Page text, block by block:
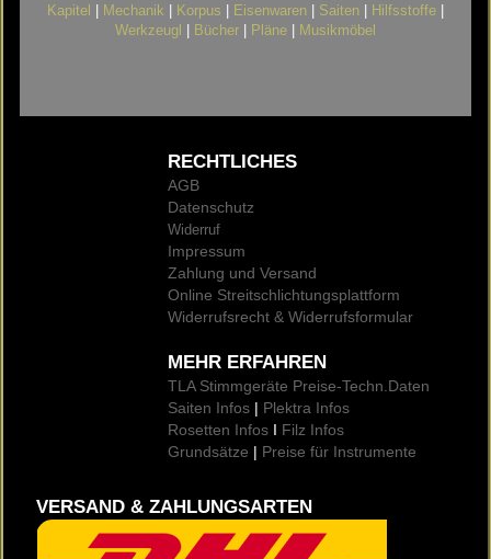
Kapitel
Mechanik Korpus Eisenwaren Saiten Hilfsstoffe
Werkzeugl
Bücher Pläne Musikmöbel
RECHTLICHES
AGB
Datenschutz
Widerruf
Impressum
Zahlung und Versand
Online Streitschlichtungsplattform
Widerrufsrecht & Widerrufsformular
MEHR ERFAHREN
TLA Stimmgeräte Preise-Techn.Daten
Saiten Infos | Plektra Infos
Rosetten Infos I Filz Infos
Grundsätze | Preise für Instrumente
VERSAND & ZAHLUNGSARTEN